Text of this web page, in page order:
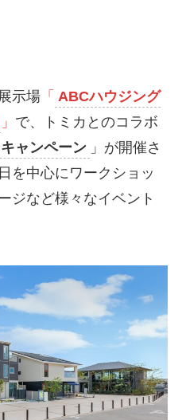
示場「 ABCハウジング
」 で、トミカとのコラボ
ャンペーン 」が開催さ
を中心にワークショッ
ジなど様々なイベント